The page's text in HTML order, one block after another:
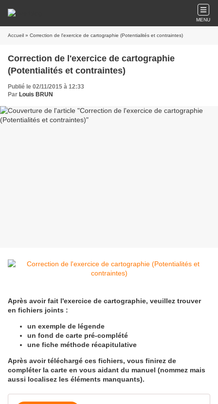
MENU
Accueil » Correction de l'exercice de cartographie (Potentialités et contraintes)
Correction de l'exercice de cartographie
(Potentialités et contraintes)
Publié le 02/11/2015 à 12:33
Par Louis BRUN
Après avoir fait l'exercice de cartographie, veuillez trouver
en fichiers joints :
un exemple de légende
un fond de carte pré-complété
une fiche méthode récapitulative
Après avoir téléchargé ces fichiers, vous finirez de
compléter la carte en vous aidant du manuel (nommez mais
aussi localisez les éléments manquants).